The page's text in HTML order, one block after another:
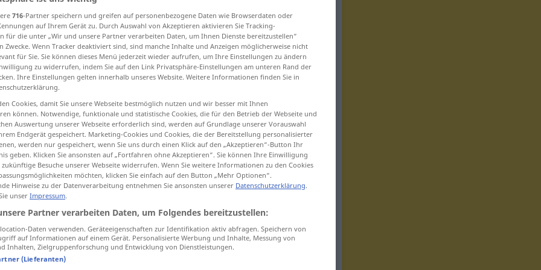
bekommen sammeln
raccogliere
raccogliere la sfida
raccogliere FIG
716-Partner speichern und greifen auf personenbezogene Daten wie Browserdaten oder
auf Ihrem Gerät zu. Durch Auswahl von Akzeptieren aktivieren Sie Tracking-
für die unter „Wir und unsere Partner verarbeiten Daten, um Ihnen Dienste bereitzustellen“
Zwecke. Wenn Tracker deaktiviert sind, sind manche Inhalte und Anzeigen möglicherweise nicht
für Sie. Sie können dieses Menü jederzeit wieder aufrufen, um Ihre Einstellungen zu ändern
zu widerrufen, indem Sie auf den Link Privatsphäre-Einstellungen am unteren Rand der
Ihre Einstellungen gelten innerhalb unseres Website. Weitere Informationen finden Sie in
Cookies, damit Sie unsere Webseite bestmöglich nutzen und wir besser mit Ihnen
können. Notwendige, funktionale und statistische Cookies, die für den Betrieb der Webseite und
Auswertung unserer Webseite erforderlich sind, werden auf Grundlage unserer Vorauswahl
Endgerät gespeichert. Marketing-Cookies und Cookies, die der Bereitstellung personalisierter
werden nur gespeichert, wenn Sie uns durch einen Klick auf den „Akzeptieren“-Button Ihr
geben. Klicken Sie ansonsten auf „Fortfahren ohne Akzeptieren“. Sie können Ihre Einwilligung
Besuche unserer Webseite widerrufen. Wenn Sie weitere Informationen zu den Cookies
möchten, klicken Sie einfach auf den Button „Mehr Optionen“.
Hinweise zu der Datenverarbeitung entnehmen Sie ansonsten unserer Datenschutzerklärung.
unser Impressum.
Partner verarbeiten Daten, um Folgendes bereitzustellen:
Daten verwenden. Geräteeigenschaften zur Identifikation aktiv abfragen. Speichern von
auf Informationen auf einem Gerät. Personalisierte Werbung und Inhalte, Messung von
Inhalten, Zielgruppenforschung und Entwicklung von Dienstleistungen.
(Lieferanten)